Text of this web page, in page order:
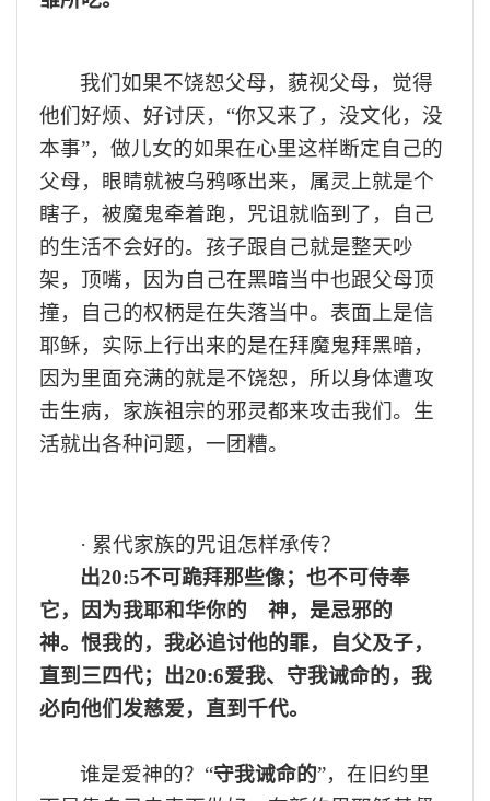
我们如果不饶恕父母，藐视父母，觉得
他们好烦、 好讨厌， “你又来了，没文化，没
本事”， 做儿女的如果在心里这样断定自己的
父母， 眼睛就被乌鸦啄出来， 属灵上就是个
瞎子， 被魔鬼牵着跑，咒诅 就临到了 ，自己
的生活不会好的。 孩子跟自己就是整天吵
架，顶嘴，因为 自己在黑暗当中也跟父母顶
撞，
自己的权柄是在失落当中。 表面上是信
耶稣，实际上行出来的是在拜魔鬼拜黑暗，
因为里面充满的就是不饶恕，所以身体遭攻
击生病，家族祖宗的邪灵都来攻击我们。 生
活就出各种问题， 一团糟。
· 累代家族的咒诅怎样承传？
出20:5不可跪拜那些像；也不可侍奉
它，因为我耶和华你的 神，是忌邪的
神。恨我的，我必追讨他的罪，自父及子，
直到三四代； 出20:6爱我、守我诫命的，我
必向他们发慈爱，直到千代。
谁是爱神的？ “守我诫命的”，在旧约里